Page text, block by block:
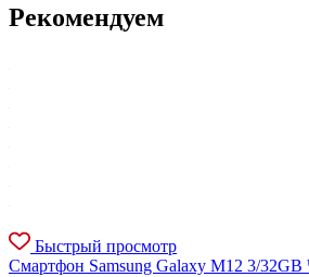
Рекомендуем
Быстрый просмотр
Смартфон Samsung Galaxy M12 3/